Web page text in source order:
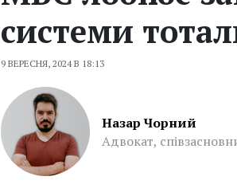
системи
9 ВЕРЕСНЯ, 2024 В 18:13
Назар Чорний
Адвокат,